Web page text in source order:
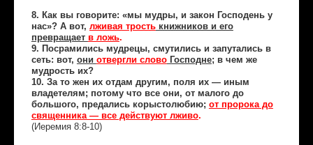
8. Как вы говорите: «мы мудры, и закон Господень у
нас»? А вот, лживая тростькнижников и его
превращает в ложь.
9. Посрамились мудрецы, смутились и запутались в
сеть: вот, они отвергли словоГосподне; в чем же
мудрость их?
10. За то жен их отдам другим, поля их — иным
владетелям; потому что все они, от малого до
большого, предались корыстолюбию; от пророка до
священника — все действуют лживо.
(Иеремия 8:8-10)